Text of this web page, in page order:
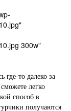
300w"
где-то далеко за
легко
способ в
получаются